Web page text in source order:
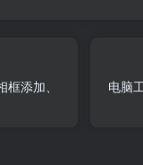
添加、
电脑